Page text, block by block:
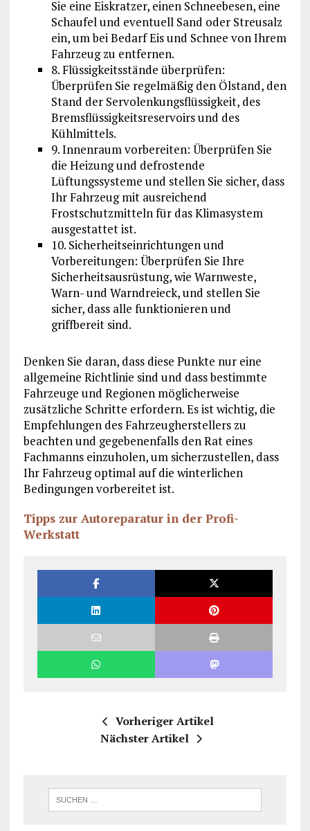
Sie eine Eiskratzer, einen Schneebesen, eine
Schaufel und eventuell Sand oder Streusalz
ein, um bei Bedarf Eis und Schnee von Ihrem
Fahrzeug zu entfernen.
8. Flüssigkeitsstände überprüfen:
Überprüfen Sie regelmäßig den Ölstand, den
Stand der Servolenkungsflüssigkeit, des
Bremsflüssigkeitsreservoirs und des
Kühlmittels.
9. Innenraum vorbereiten: Überprüfen Sie
die Heizung und defrostende
Lüftungssysteme und stellen Sie sicher, dass
Ihr Fahrzeug mit ausreichend
Frostschutzmitteln für das Klimasystem
ausgestattet ist.
10. Sicherheitseinrichtungen und
Vorbereitungen: Überprüfen Sie Ihre
Sicherheitsausrüstung, wie Warnweste,
Warn- und Warndreieck, und stellen Sie
sicher, dass alle funktionieren und
griffbereit sind.
Denken Sie daran, dass diese Punkte nur eine
allgemeine Richtlinie sind und dass bestimmte
Fahrzeuge und Regionen möglicherweise
zusätzliche Schritte erfordern. Es ist wichtig, die
Empfehlungen des Fahrzeugherstellers zu
beachten und gegebenenfalls den Rat eines
Fachmanns einzuholen, um sicherzustellen, dass
Ihr Fahrzeug optimal auf die winterlichen
Bedingungen vorbereitet ist.
Tipps zur Autoreparatur in der Profi-
Werkstatt
Vorheriger Artikel
Nächster Artikel